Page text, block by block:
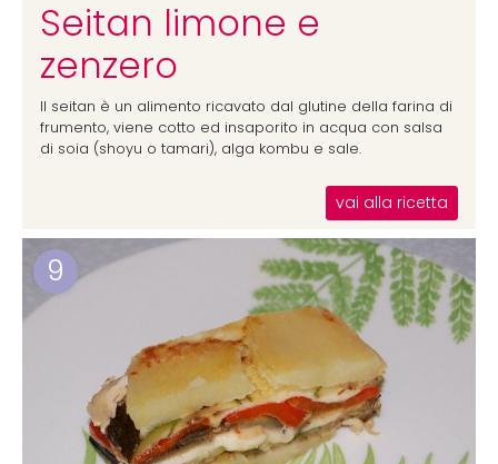
Seitan limone e
zenzero
Il seitan è un alimento ricavato dal glutine della farina di
frumento, viene cotto ed insaporito in acqua con salsa
di soia (shoyu o tamari), alga kombu e sale.
vai alla ricetta
9